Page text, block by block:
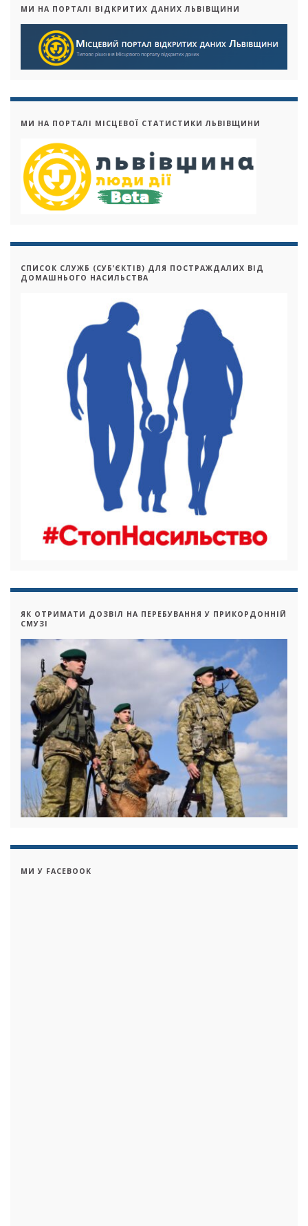
МИ НА ПОРТАЛІ ВІДКРИТИХ ДАНИХ ЛЬВІВЩИНИ
МИ НА ПОРТАЛІ МІСЦЕВОЇ СТАТИСТИКИ ЛЬВІВЩИНИ
СПИСОК СЛУЖБ (СУБ’ЄКТІВ) ДЛЯ ПОСТРАЖДАЛИХ ВІД
ДОМАШНЬОГО НАСИЛЬСТВА
ЯК ОТРИМАТИ ДОЗВІЛ НА ПЕРЕБУВАННЯ У ПРИКОРДОННІЙ
СМУЗІ
МИ У FACEBOOK